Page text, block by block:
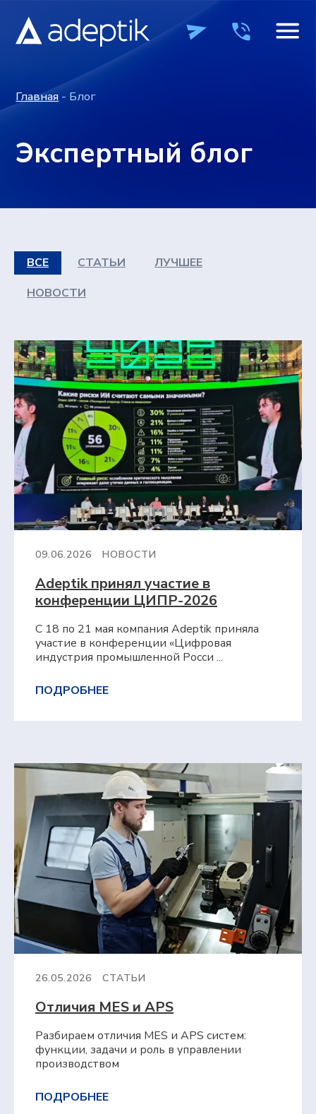
Экспертный блог
ВСЕ СТАТЬИ
ЛУЧШЕЕ
НОВОСТИ
09.06.2026 НОВОСТИ
Adeptik принял участие в
конференции ЦИПР-2026
С 18 по 21 мая компания Adeptik приняла
участие в конференции «Цифровая
индустрия промышленной Росси ...
ПОДРОБНЕЕ
26.05.2026 СТАТЬИ
Отличия MES и APS
Разбираем отличия MES и APS систем:
функции, задачи и роль в управлении
производством
ПОДРОБНЕЕ